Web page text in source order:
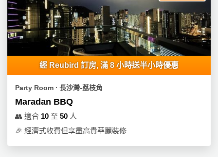
經 Reubird 訂房, 滿 8 小時送半小時優惠
Party Room ∙ 長沙灣-荔枝角
Maradan BBQ
👥 適合 10 至 50 人
🎉 經濟式收費但享盡高貴華麗裝修